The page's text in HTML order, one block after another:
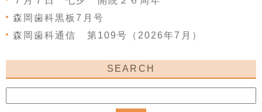
森岡歯科黒板7月号
森岡歯科通信 第109号（2026年7月）
SEARCH